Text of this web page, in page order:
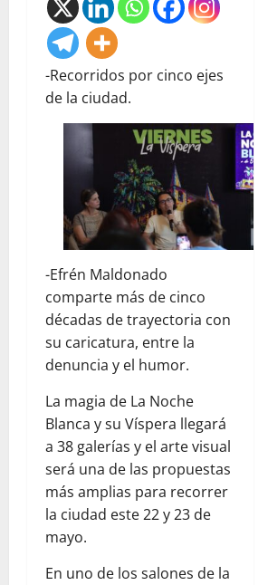
-Recorridos por cinco ejes
de la ciudad.
-Efrén Maldonado
comparte más de cinco
décadas de trayectoria con
su caricatura, entre la
denuncia y el humor.
La magia de La Noche
Blanca y su Víspera llegará
a 38 galerías y el arte visual
será una de las propuestas
más amplias para recorrer
la ciudad este 22 y 23 de
mayo.
En uno de los salones de la